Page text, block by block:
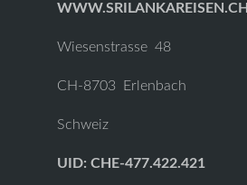
WWW.SRILANKAREISEN.CH
Wiesenstrasse 48
CH-8703 Erlenbach
Schweiz
UID: CHE-477.422.421